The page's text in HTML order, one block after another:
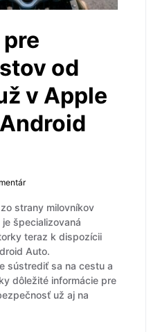
od
v Apple
strany milovníkov
špecializovaná
teraz k dispozícii
Auto.
sústrediť sa na cestu a
dôležité informácie pre
už aj na